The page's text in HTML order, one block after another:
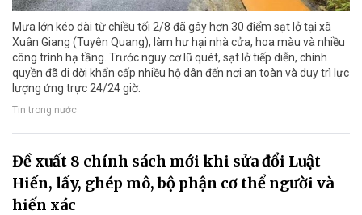
Mưa lớn kéo dài từ chiều tối 2/8 đã gây hơn 30 điểm sạt lở tại xã
Xuân Giang (Tuyên Quang), làm hư hại nhà cửa, hoa màu và nhiều
công trình hạ tầng. Trước nguy cơ lũ quét, sạt lở tiếp diễn, chính
quyền đã di dời khẩn cấp nhiều hộ dân đến nơi an toàn và duy trì lực
lượng ứng trực 24/24 giờ.
Tin trong nước
Đề xuất 8 chính sách mới khi sửa đổi Luật
Hiến, lấy, ghép mô, bộ phận cơ thể người và
hiến xác